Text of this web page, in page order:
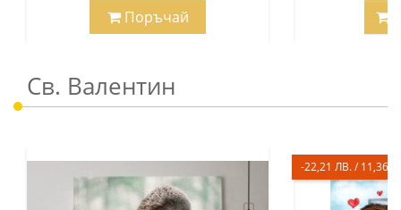
Поръчай
Св. Валентин
-22,21 ЛВ. / 11,36 €